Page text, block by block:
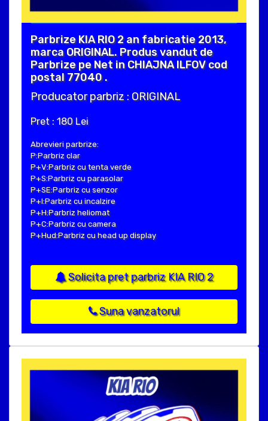
Parbrize KIA RIO 2 an fabricatie 2013,
marca ORIGINAL. Produs vandut de
Parbrize pe Net in CHIAJNA ILFOV cod
postal 77040 .
Producator parbriz : ORIGINAL
Pret : 180 Lei
Abrevieri parbrize:
P:Parbriz clar
P+V:Parbriz cu tenta verde
P+S:Parbriz cu parasolar
P+SE:Parbriz cu senzor
P+I:Parbriz cu incalzire
P+H:Parbriz heliomat
P+C:Parbriz cu camera
P+Hud:Parbriz cu head up display
Solicita pret parbriz KIA RIO 2
Suna vanzatorul